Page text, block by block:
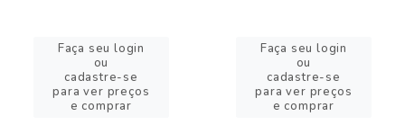
Faça seu login
ou
cadastre-se
para ver preços
e comprar
Faça seu login
ou
cadastre-se
para ver preços
e comprar